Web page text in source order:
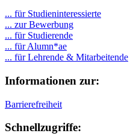
... für Studieninteressierte
... zur Bewerbung
... für Studierende
... für Alumn*ae
... für Lehrende & Mitarbeitende
Informationen zur:
Barrierefreiheit
Schnellzugriffe: